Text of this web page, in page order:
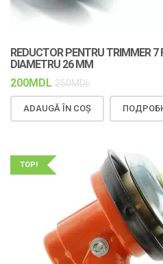
REDUCTOR PENTRU TRIMMER
DIAMETRU 26 MM
200MDL 250MDL
ADAUGĂ ÎN COȘ
TOP!